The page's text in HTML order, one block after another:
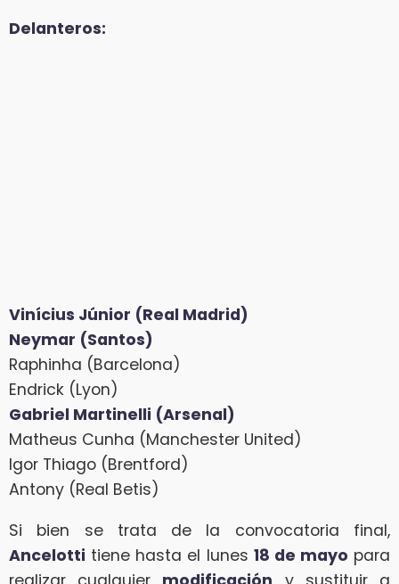
Delanteros:
Vinícius Júnior (Real Madrid)
Neymar (Santos)
Raphinha (Barcelona)
Endrick (Lyon)
Gabriel Martinelli (Arsenal)
Matheus Cunha (Manchester United)
Igor Thiago (Brentford)
Antony (Real Betis)
Si bien se trata de la convocatoria final,
Ancelotti tiene hasta el lunes 18 de mayo para